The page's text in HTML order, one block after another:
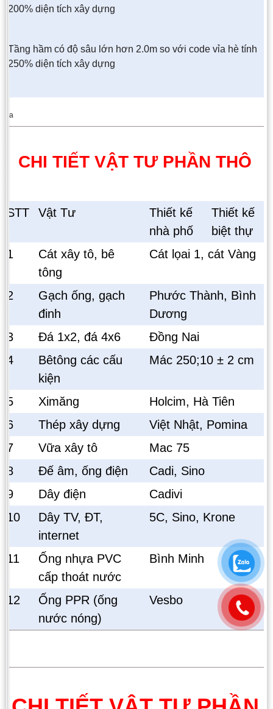
200% diện tích xây dựng
Tầng hầm có độ sâu lớn hơn 2.0m so với code vỉa hè tính
250% diện tích xây dựng
aa
CHI TIẾT VẬT TƯ PHẦN THÔ
STT Vật Tư
Thiết kế
nhà phố
Thiết kế
biệt thự
1
Cát xây tô, bê
tông
Cát lọai 1, cát Vàng
2
Gạch ống, gạch
đinh
Phước Thành, Bình
Dương
3
Đá 1x2, đá 4x6
Đồng Nai
4
Bêtông các cấu
kiện
Mác 250;10 ± 2 cm
5 Ximăng
Holcim, Hà Tiên
6
Thép xây dựng
Việt Nhật, Pomina
7
Vữa xây tô
Mac 75
8
Đế âm, ống điện
Cadi, Sino
9
Dây điện
Cadivi
10
Dây TV, ĐT,
internet
5C, Sino, Krone
11
Ống nhựa PVC
cấp thoát nước
Bình Minh
12
Ống PPR (ống
nước nóng)
Vesbo